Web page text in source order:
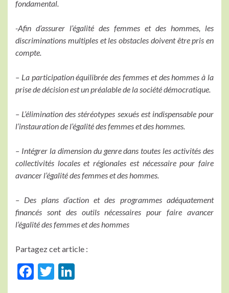
fondamental.
-Afin d’assurer l’égalité des femmes et des hommes, les
discriminations multiples et les obstacles doivent être pris en
compte.
– La participation équilibrée des femmes et des hommes à la
prise de décision est un préalable de la société démocratique.
– L’élimination des stéréotypes sexués est indispensable pour
l’instauration de l’égalité des femmes et des hommes.
– Intégrer la dimension du genre dans toutes les activités des
collectivités locales et régionales est nécessaire pour faire
avancer l’égalité des femmes et des hommes.
– Des plans d’action et des programmes adéquatement
financés sont des outils nécessaires pour faire avancer
l’égalité des femmes et des hommes
Partagez cet article :
F
T